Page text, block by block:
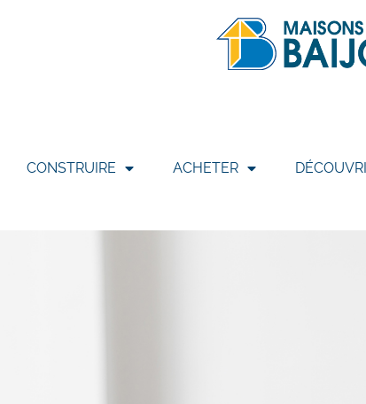
CONSTRUIRE ACHETER